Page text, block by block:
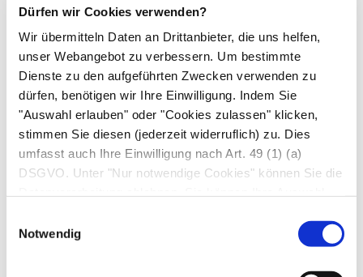
Dürfen wir Cookies verwenden?
Wir übermitteln Daten an Drittanbieter, die uns helfen,
unser Webangebot zu verbessern. Um bestimmte
Dienste zu den aufgeführten Zwecken verwenden zu
dürfen, benötigen wir Ihre Einwilligung. Indem Sie
"Auswahl erlauben" oder "Cookies zulassen" klicken,
stimmen Sie diesen (jederzeit widerruflich) zu. Dies
umfasst auch Ihre Einwilligung nach Art. 49 (1) (a)
DSGVO. Unter "Nur notwendige Cookies" können Sie die
Notwendig
Weitere Differenzialdiagnosen sind Fremdkörper
in der Blase, Harnblasensteine und das
Harnblasenkarzinom.
Behandlung
Grundlage jeder Behandlung ist eine hohe
Trinkmenge, um die Harnwege gut
durchzuspülen und das Ausschleusen etwaiger
Entzündungen erfordern eine Therapie mit
Antibiotika. Vor Therapiebeginn lässt der Arzt